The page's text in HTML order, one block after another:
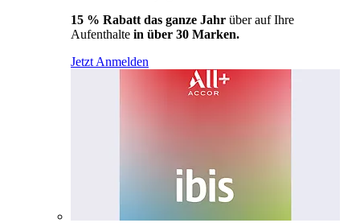
15 % Rabatt das ganze Jahr über auf Ihre
Aufenthalte in über 30 Marken.
Jetzt Anmelden